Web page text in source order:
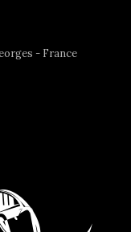
- France